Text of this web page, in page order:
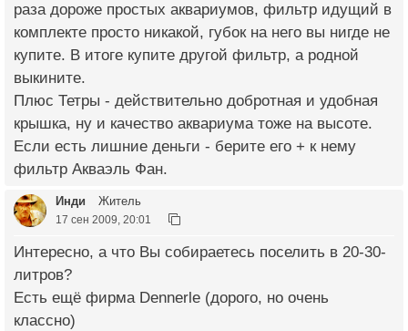
раза дороже простых аквариумов, фильтр идущий в
комплекте просто никакой, губок на него вы нигде не
купите. В итоге купите другой фильтр, а родной
выкините.
Плюс Тетры - действительно добротная и удобная
крышка, ну и качество аквариума тоже на высоте.
Если есть лишние деньги - берите его + к нему
фильтр Акваэль Фан.
Инди Житель
17 сен 2009, 20:01
Интересно, а что Вы собираетесь поселить в 20-30-
литров?
Есть ещё фирма Dennerle (дорого, но очень
классно)